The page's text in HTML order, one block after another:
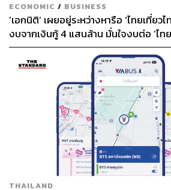
ECONOMIC / BUSINESS
‘เอกนิติ’ เผยอยู่ระหว่างหารือ ‘ไทยเที่ย
งบจากเงินกู้ 4 แสนล้าน มั่นใจงบต่อ ‘ไท
เฟส 2 มีเพียงพอ
THAILAND